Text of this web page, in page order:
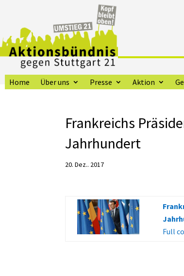
Home Über uns Presse Aktion
Frankreichs
Jahrhundert
20. Dez.. 2017
Full